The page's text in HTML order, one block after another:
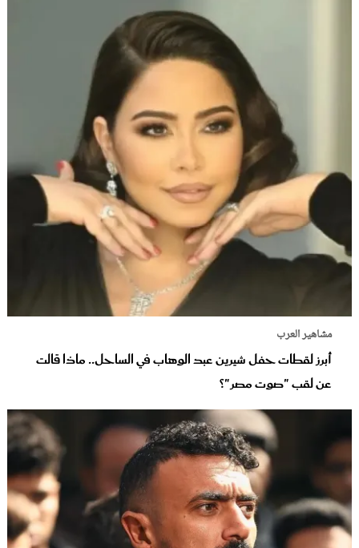
مشاهير العرب
أبرز لقطات حفل شيرين عبد الوهاب في الساحل.. ماذا قالت
عن لقب "صوت مصر"؟